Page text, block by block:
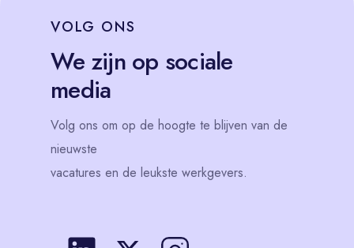
VOLG ONS
We zijn op sociale
media
Volg ons om op de hoogte te blijven van de
nieuwste
vacatures en de leukste werkgevers.